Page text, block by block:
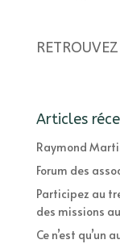
Articles
Raymond
Forum des
Participez au
des missions
Ce n’est qu’un